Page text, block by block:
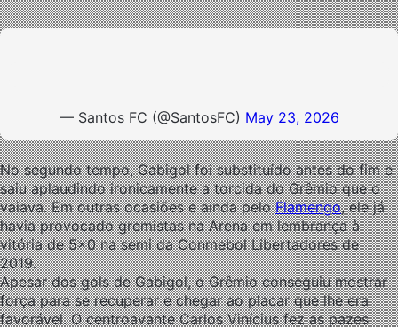
— Santos FC (@SantosFC) May 23, 2026
No segundo tempo, Gabigol foi substituído antes do fim e
saiu aplaudindo ironicamente a torcida do Grêmio que o
vaiava. Em outras ocasiões e ainda peloFlamengo, ele já
havia provocado gremistas na Arena em lembrança à
vitória de 5×0 na semi da Conmebol Libertadores de
2019.
Apesar dos gols de Gabigol, o Grêmio conseguiu mostrar
força para se recuperar e chegar ao placar que lhe era
favorável. O centroavante Carlos Vinícius fez as pazes